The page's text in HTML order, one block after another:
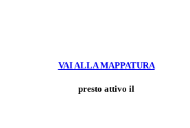
VAI ALLA MAPPATURA
presto attivo il